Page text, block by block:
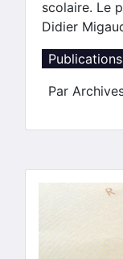
scolaire. Le
Didier
Publications
Par